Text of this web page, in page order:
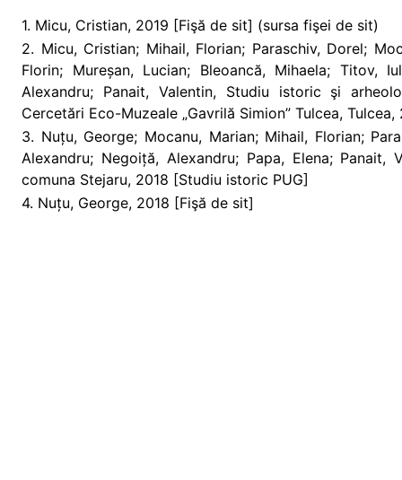
1. Micu, Cristian, 2019 [Fişă de sit] (sursa fişei de sit)
2. Micu, Cristian; Mihail, Florian; Paraschiv, Dorel;
Florin; Mureșan, Lucian; Bleoancă, Mihaela; Titov,
Alexandru; Panait, Valentin, Studiu istoric şi
Cercetări Eco-Muzeale „Gavrilă Simion” Tulcea,
3. Nuțu, George; Mocanu, Marian; Mihail, Florian;
Alexandru; Negoiță, Alexandru; Papa, Elena;
comuna Stejaru, 2018 [Studiu istoric PUG]
4. Nuțu, George, 2018 [Fişă de sit]